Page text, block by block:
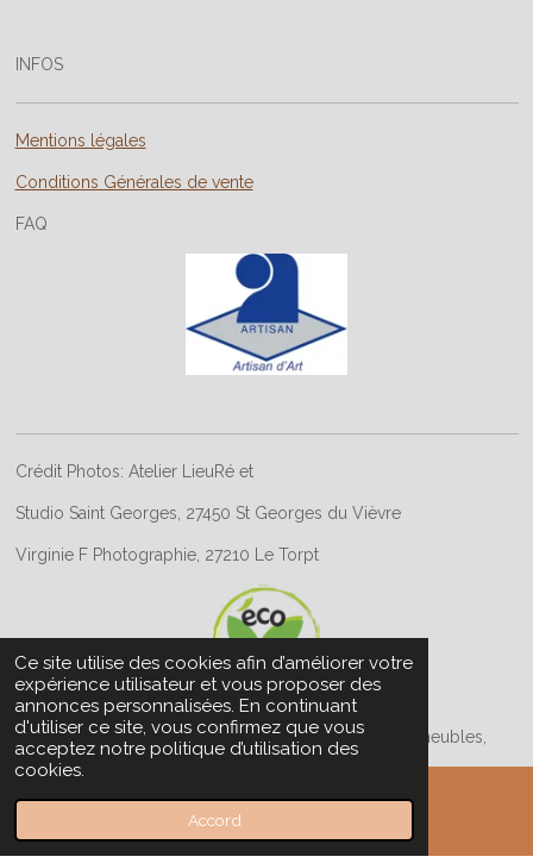
Ce site utilise des cookies afin d’améliorer votre
expérience utilisateur et vous proposer des
annonces personnalisées. En continuant
d'utiliser ce site, vous confirmez que vous
acceptez notre politique d’utilisation des
cookies.
Accord
INFOS
Mentions légales
Conditions Générales de vente
FAQ
Crédit Photos: Atelier LieuRé et
Studio Saint Georges, 27450 St Georges du Vièvre
Virginie F Photographie, 27210 Le Torpt
© 2026 Atelier LieuRé Restauration/Rénovation de meubles,
ébénisterie, création bois recyclé & ateliers